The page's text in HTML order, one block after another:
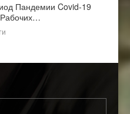
Пандемии Covid-19